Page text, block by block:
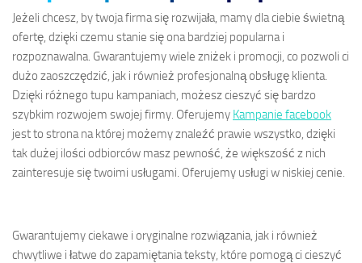
Jeżeli chcesz, by twoja firma się rozwijała, mamy dla ciebie świetną
ofertę, dzięki czemu stanie się ona bardziej popularna i
rozpoznawalna. Gwarantujemy wiele zniżek i promocji, co pozwoli ci
dużo zaoszczędzić, jak i również profesjonalną obsługę klienta.
Dzięki różnego tupu kampaniach, możesz cieszyć się bardzo
szybkim rozwojem swojej firmy. Oferujemy Kampanie facebook
jest to strona na której możemy znaleźć prawie wszystko, dzięki
tak dużej ilości odbiorców masz pewność, że większość z nich
zainteresuje się twoimi usługami. Oferujemy usługi w niskiej cenie.
Gwarantujemy ciekawe i oryginalne rozwiązania, jak i również
chwytliwe i łatwe do zapamiętania teksty, które pomogą ci cieszyć